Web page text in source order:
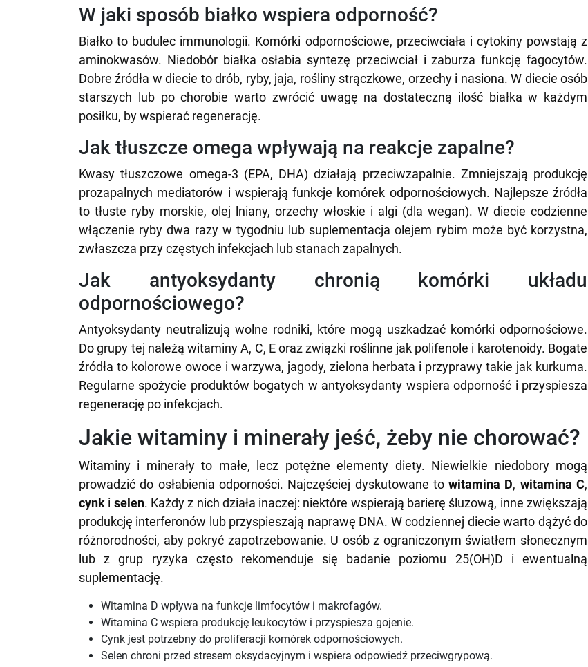
W jaki sposób białko wspiera odporność?
Białko to budulec immunologii. Komórki odpornościowe, przeciwciała i cytokiny powstają z
aminokwasów. Niedobór białka osłabia syntezę przeciwciał i zaburza funkcję fagocytów.
Dobre źródła w diecie to drób, ryby, jaja, rośliny strączkowe, orzechy i nasiona. W diecie osób
starszych lub po chorobie warto zwrócić uwagę na dostateczną ilość białka w każdym
posiłku, by wspierać regenerację.
Jak tłuszcze omega wpływają na reakcje zapalne?
Kwasy tłuszczowe omega-3 (EPA, DHA) działają przeciwzapalnie. Zmniejszają produkcję
prozapalnych mediatorów i wspierają funkcje komórek odpornościowych. Najlepsze źródła
to tłuste ryby morskie, olej lniany, orzechy włoskie i algi (dla wegan). W diecie codzienne
włączenie ryby dwa razy w tygodniu lub suplementacja olejem rybim może być korzystna,
zwłaszcza przy częstych infekcjach lub stanach zapalnych.
Jak antyoksydanty chronią komórki układu
odpornościowego?
Antyoksydanty neutralizują wolne rodniki, które mogą uszkadzać komórki odpornościowe.
Do grupy tej należą witaminy A, C, E oraz związki roślinne jak polifenole i karotenoidy. Bogate
źródła to kolorowe owoce i warzywa, jagody, zielona herbata i przyprawy takie jak kurkuma.
Regularne spożycie produktów bogatych w antyoksydanty wspiera odporność i przyspiesza
regenerację po infekcjach.
Jakie witaminy i minerały jeść, żeby nie chorować?
Witaminy i minerały to małe, lecz potężne elementy diety. Niewielkie niedobory mogą
prowadzić do osłabienia odporności. Najczęściej dyskutowane towitamina D, witamina C,
cynk i selen. Każdy z nich działa inaczej: niektóre wspierają barierę śluzową, inne zwiększają
produkcję interferonów lub przyspieszają naprawę DNA. W codziennej diecie warto dążyć do
różnorodności, aby pokryć zapotrzebowanie. U osób z ograniczonym światłem słonecznym
lub z grup ryzyka często rekomenduje się badanie poziomu 25(OH)D i ewentualną
suplementację.
Witamina D wpływa na funkcje limfocytów i makrofagów.
Witamina C wspiera produkcję leukocytów i przyspiesza gojenie.
Cynk jest potrzebny do proliferacji komórek odpornościowych.
Selen chroni przed stresem oksydacyjnym i wspiera odpowiedź przeciwgrypową.